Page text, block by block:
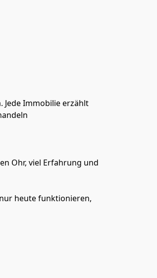
Immobilie erzählt
Ohr, viel Erfahrung und
heute funktionieren,